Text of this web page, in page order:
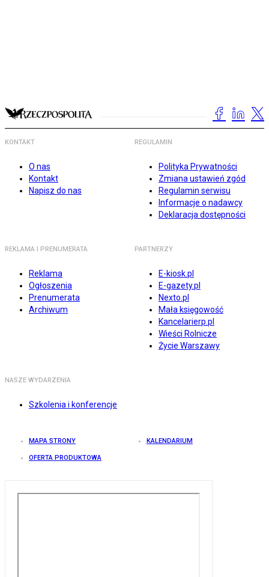
KONTAKT
O nas
Kontakt
Napisz do nas
REGULAMIN
Polityka Prywatności
Zmiana ustawień zgód
Regulamin serwisu
Informacje o nadawcy
Deklaracja dostępności
REKLAMA I PRENUMERATA
Reklama
Ogłoszenia
Prenumerata
Archiwum
PARTNERZY
E-kiosk.pl
E-gazety.pl
Nexto.pl
Mała księgowość
Kancelarierp.pl
Wieści Rolnicze
Życie Warszawy
NASZE WYDARZENIA
Szkolenia i konferencje
MAPA STRONY KALENDARIUM
OFERTA PRODUKTOWA